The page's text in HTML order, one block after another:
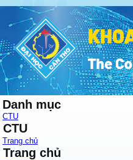
Danh mục
CTU
CTU
Trang chủ
Trang chủ